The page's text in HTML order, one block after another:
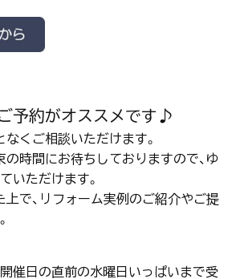
予約がオススメです♪
くご相談いただけます。
時間にお待ちしておりますので、ゆ
いただけます。
で、リフォーム実例のご紹介やご提
催日の直前の水曜日いっぱいまで受